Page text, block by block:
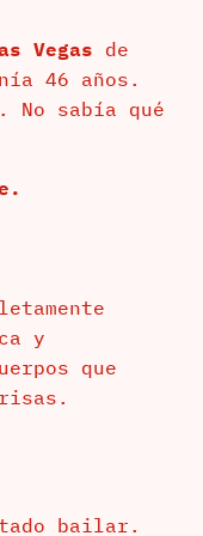
Vegas de
46 años.
No sabía qué
y
que
bailar.